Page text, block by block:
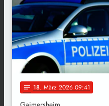
notes 18. März 2026 09:41